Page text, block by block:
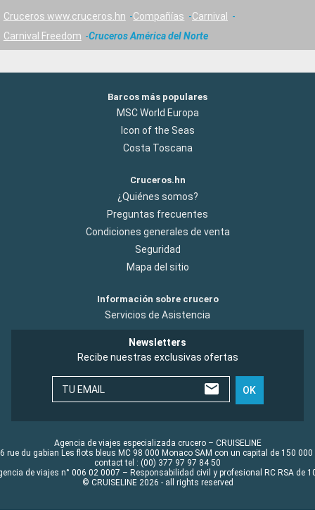
Cruceros www.cruceros.hn Compañías
Carnival
Carnival Freedom
Cruceros América del Norte
Barcos más populares
MSC World Europa
Icon of the Seas
Costa Toscana
Cruceros.hn
¿Quiénes somos?
Preguntas frecuentes
Condiciones generales de venta
Seguridad
Mapa del sitio
Información sobre crucero
Servicios de Asistencia
Newsletters
Recibe nuestras exclusivas ofertas
TU EMAIL OK
Agencia de viajes especializada crucero – CRUISELINE
rue du gabian Les flots bleus MC 98 000 Monaco SAM con un capital de 150 000
contact tel : (00) 377 97 97 84 50
de viajes n° 006 02 0007 – Responsabilidad civil y profesional RC RSA de
© CRUISELINE 2026 - all rights reserved